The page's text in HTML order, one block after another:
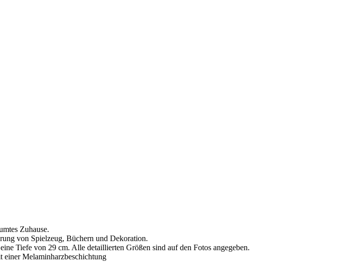
Zuhause.
von Spielzeug, Büchern und Dekoration.
Tiefe von 29 cm. Alle detaillierten Größen sind auf den Fotos angegeben.
Melaminharzbeschichtung